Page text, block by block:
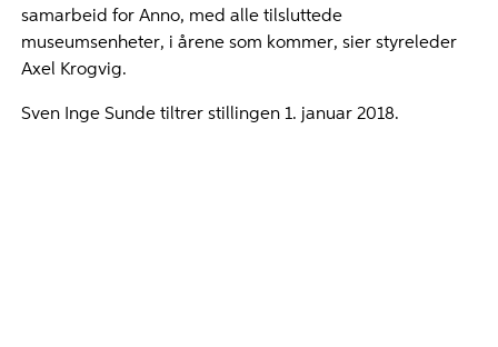
samarbeid for Anno, med alle tilsluttede
museumsenheter, i årene som kommer, sier styreleder
Axel Krogvig.
Sven Inge Sunde tiltrer stillingen 1. januar 2018.